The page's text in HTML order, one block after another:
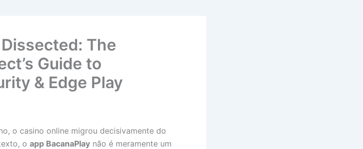
The
Guide to
& Edge Play
o casino online migrou decisivamente do
o app BacanaPlay não é meramente um